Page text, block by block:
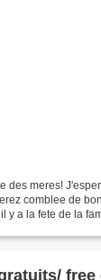
des meres!
comblee de
y a la fete de la
free